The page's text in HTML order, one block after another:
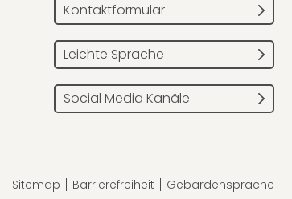
Kontaktformular
Leichte Sprache
Social Media Kanäle
Sitemap Barrierefreiheit Gebärdensprache